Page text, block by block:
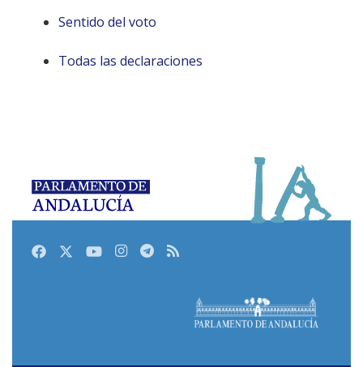
Sentido del voto
Todas las declaraciones
FacebookTwitterYoutubeInstagram
Telegram
RSS